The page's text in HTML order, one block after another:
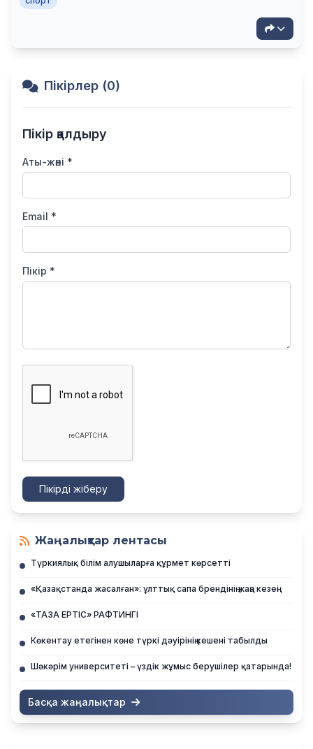
Пікірлер (0)
Пікір қалдыру
Аты-жөні *
Email *
Пікір *
Пікірді жіберу
Жаңалықтар лентасы
Түркиялық білім алушыларға құрмет көрсетті
«Қазақстанда жасалған»: ұлттық сапа брендінің жаңа кезеңі
«ТАЗА ЕРТІС» РАФТИНГІ
Көкентау етегінен көне түркі дәуірінің кешені табылды
Шәкәрім университеті – үздік жұмыс берушілер қатарында!
Басқа жаңалықтар